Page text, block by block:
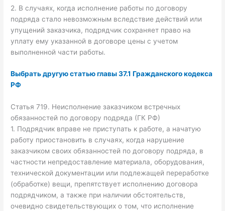
2. В случаях, когда исполнение работы по договору
подряда стало невозможным вследствие действий или
упущений заказчика, подрядчик сохраняет право на
уплату ему указанной в договоре цены с учетом
выполненной части работы.
Выбрать другую статью главы 37.1 Гражданского кодекса
РФ
Статья 719. Неисполнение заказчиком встречных
обязанностей по договору подряда (ГК РФ)
1. Подрядчик вправе не приступать к работе, а начатую
работу приостановить в случаях, когда нарушение
заказчиком своих обязанностей по договору подряда, в
частности непредоставление материала, оборудования,
технической документации или подлежащей переработке
(обработке) вещи, препятствует исполнению договора
подрядчиком, а также при наличии обстоятельств,
очевидно свидетельствующих о том, что исполнение